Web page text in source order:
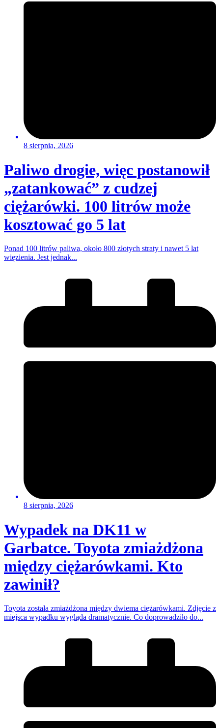
8 sierpnia, 2026
Paliwo drogie, więc postanowił
„zatankować” z cudzej
ciężarówki. 100 litrów może
kosztować go 5 lat
Ponad 100 litrów paliwa, około 800 złotych straty i nawet 5 lat
więzienia. Jest jednak...
8 sierpnia, 2026
Wypadek na DK11 w
Garbatce. Toyota zmiażdżona
między ciężarówkami. Kto
zawinił?
Toyota została zmiażdżona między dwiema ciężarówkami. Zdjęcie z
miejsca wypadku wygląda dramatycznie. Co doprowadziło do...